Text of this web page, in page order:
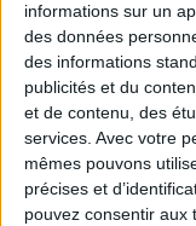
informations sur un
des données
des informations
publicités et du
et de contenu, des
services. Avec votre
mêmes pouvons
précises et
pouvez consentir aux